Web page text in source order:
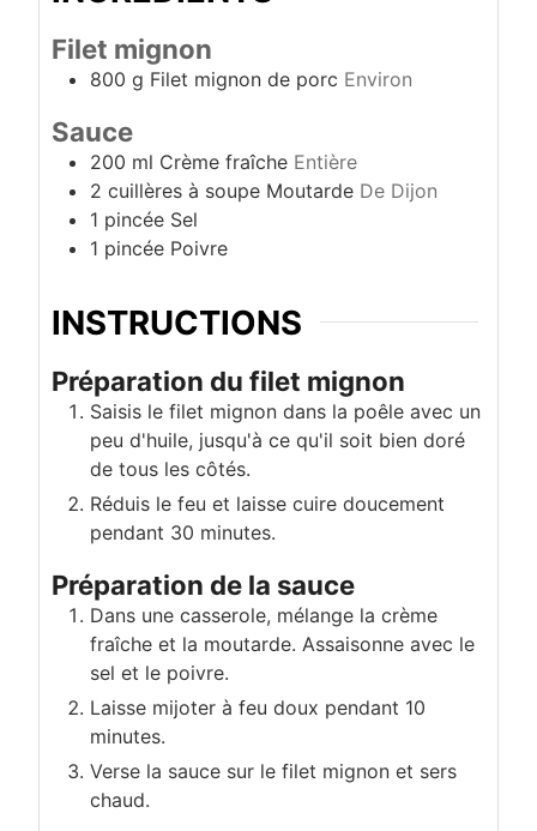
Filet mignon
800 g Filet mignon de porc Environ
Sauce
200 ml Crème fraîche Entière
2 cuillères à soupe Moutarde De Dijon
1 pincée Sel
1 pincée Poivre
INSTRUCTIONS
Préparation du filet mignon
Saisis le filet mignon dans la poêle avec un
peu d'huile, jusqu'à ce qu'il soit bien doré
de tous les côtés.
Réduis le feu et laisse cuire doucement
pendant 30 minutes.
Préparation de la sauce
Dans une casserole, mélange la crème
fraîche et la moutarde. Assaisonne avec le
sel et le poivre.
Laisse mijoter à feu doux pendant 10
minutes.
Verse la sauce sur le filet mignon et sers
chaud.